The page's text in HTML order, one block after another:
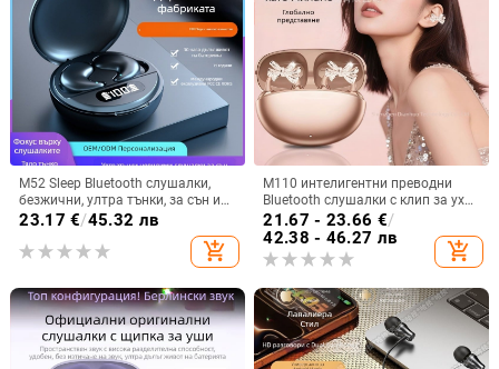
M52 Sleep Bluetooth слушалки,
безжични, ултра тънки, за сън и
спорт, с дисплей и ниска
23.17 €/45.32 лв
add_shopping_cart
M110 интелигентни преводни
Bluetooth слушалки с клип за ухо
и диамантено копче — лукс и
спортен стил, DIY аксесоари
21.67 - 23.66 €/
42.38 - 46.27 лв
add_shopping_cart